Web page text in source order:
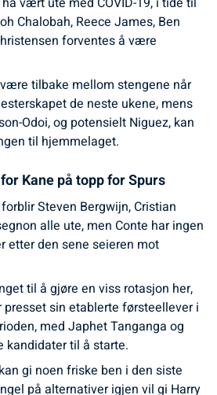
Chalobah, Reece James, Ben
forventes å være
tilbake mellom stengene når
de neste ukene, mens
Odoi, og potensielt Niguez, kan
til hjemmelaget.
Kane på topp for Spurs
Steven Bergwijn, Cristian
alle ute, men Conte har ingen
etter den sene seieren mot
til å gjøre en viss rotasjon her,
sin etablerte førsteellever i
med Japhet Tanganga og
kandidater til å starte.
gi noen friske ben i den siste
på alternativer igjen vil gi Harry